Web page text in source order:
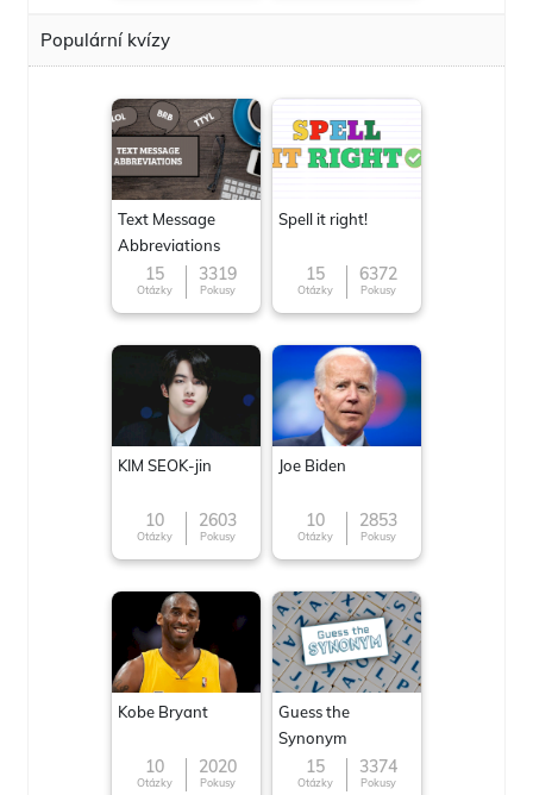
Populární kvízy
Text Message
Abbreviations
15
Otázky
3319
Pokusy
Spell it right!
15
Otázky
6372
Pokusy
KIM SEOK-jin
10
Otázky
2603
Pokusy
Joe Biden
10
Otázky
2853
Pokusy
Kobe Bryant
10
Otázky
2020
Pokusy
Guess the
Synonym
15
Otázky
3374
Pokusy